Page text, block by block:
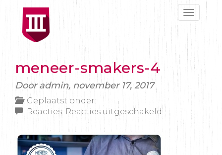
Toggle
meneer-smakers-4
Door admin, november 17, 2017
Geplaatst onder:
Reacties: Reacties uitgeschakeldvoor
meneer-